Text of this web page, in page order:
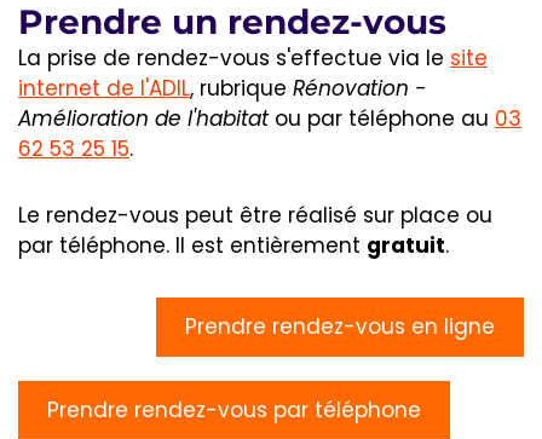
Prendre un rendez-vous
La prise de rendez-vous s'effectue via le site
internet de l'ADIL, rubrique Rénovation -
Amélioration de l'habitatou par téléphone au 03
62 53 25 15.
Le rendez-vous peut être réalisé sur place ou
par téléphone. Il est entièrement gratuit.
Prendre rendez-vous en ligne
Prendre rendez-vous par téléphone